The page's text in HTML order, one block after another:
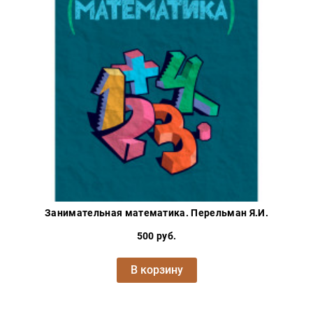
Занимательная математика. Перельман Я.И.
500 руб.
В корзину